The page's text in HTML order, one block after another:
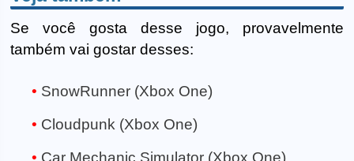
Se você gosta desse jogo, provavelmente
também vai gostar desses:
SnowRunner (Xbox One)
Cloudpunk (Xbox One)
Car Mechanic Simulator (Xbox One)